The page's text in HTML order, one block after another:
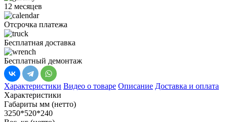
12 месяцев
Отсрочка платежа
Бесплатная доставка
Бесплатный демонтаж
Характеристики Видео о товаре Описание Доставка и оплата
Характеристики
Габариты мм (нетто)
3250*520*240